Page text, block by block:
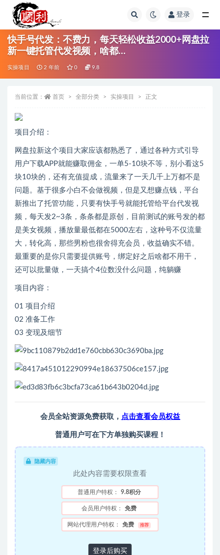
登录
快手号代发：不费力，每天轻松收益2000+网盘拉
新一键托管代发视频，啥都…
实操项目 2 年前 0 9.8
当前位置： 首页 全部分类 实操项目 正文
项目介绍：
网盘拉新这个项目大家应该都熟悉了，通过各种方式引导
用户下载APP就能赚取佣金，一单5-10块不等，别小看这5
块10块的，还有充值提成，流量来了一天几千上万都不是
问题。基于很多小白不会做视频，但是又想赚点钱，平台
新推出了托管功能，只要有快手号就能托管给平台代发视
频，每天发2~3条，条条都是原创，目前测试的账号发的都
是美女视频，播放量最低都在5000左右，这种号不仅流量
大，转化高，那些男粉也很舍得充会员，收益确实不错。
最重要的是你只需要提供账号，绑定好之后啥都不用干，
还可以批量做，一天搞个4位数没什么问题，纯躺赚
项目内容：
01 项目介绍
02 准备工作
03 变现及细节
会员全站资源免费获取， 点击查看会员权益
普通用户可在下方单独购买课程！
隐藏内容
此处内容需要权限查看
普通用户特权： 9.8积分
会员用户特权： 免费
网站代理用户特权： 免费 推荐
登录后购买
全部